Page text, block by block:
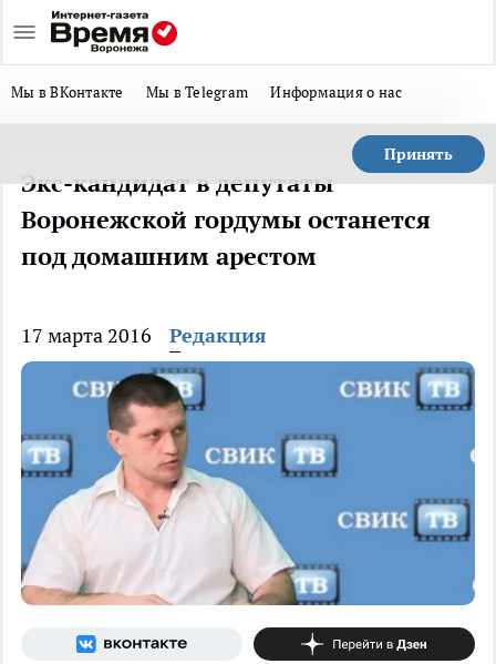
Мы в ВКонтакте Мы в Telegram Информация о нас
Принять
Экс-кандидат в депутаты
Воронежской гордумы останется
под домашним арестом
17 марта 2016 Редакция